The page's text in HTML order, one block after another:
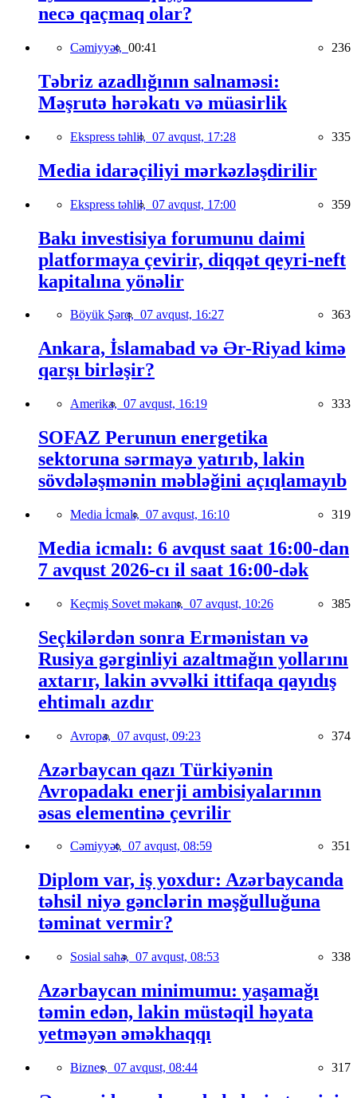
necə qaçmaq olar?
Cəmiyyət, 00:41 236
Təbriz azadlığının salnaməsi:
Məşrutə hərəkatı və müasirlik
Ekspress təhlil, 07 avqust, 17:28 335
Media idarəçiliyi mərkəzləşdirilir
Ekspress təhlil, 07 avqust, 17:00 359
Bakı investisiya forumunu daimi
platformaya çevirir, diqqət qeyri-neft
kapitalına yönəlir
Böyük Şərq, 07 avqust, 16:27 363
Ankara, İslamabad və Ər-Riyad kimə
qarşı birləşir?
Amerika, 07 avqust, 16:19 333
SOFAZ Perunun energetika
sektoruna sərmayə yatırıb, lakin
sövdələşmənin məbləğini açıqlamayıb
Media İcmalı, 07 avqust, 16:10 319
Media icmalı: 6 avqust saat 16:00-dan
7 avqust 2026-cı il saat 16:00-dək
Keçmiş Sovet məkanı, 07 avqust, 10:26 385
Seçkilərdən sonra Ermənistan və
Rusiya gərginliyi azaltmağın yollarını
axtarır, lakin əvvəlki ittifaqa qayıdış
ehtimalı azdır
Avropa, 07 avqust, 09:23 374
Azərbaycan qazı Türkiyənin
Avropadakı enerji ambisiyalarının
əsas elementinə çevrilir
Cəmiyyət, 07 avqust, 08:59 351
Diplom var, iş yoxdur: Azərbaycanda
təhsil niyə gənclərin məşğulluğuna
təminat vermir?
Sosial sahə, 07 avqust, 08:53 338
Azərbaycan minimumu: yaşamağı
təmin edən, lakin müstəqil həyata
yetməyən əməkhaqqı
Biznes, 07 avqust, 08:44 317